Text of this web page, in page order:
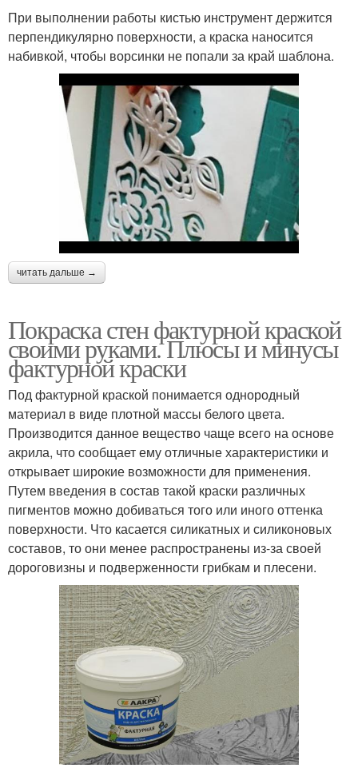
При выполнении работы кистью инструмент держится
перпендикулярно поверхности, а краска наносится
набивкой, чтобы ворсинки не попали за край шаблона.
читать дальше →
Покраска стен фактурной краской
своими руками. Плюсы и минусы
фактурной краски
Под фактурной краской понимается однородный
материал в виде плотной массы белого цвета.
Производится данное вещество чаще всего на основе
акрила, что сообщает ему отличные характеристики и
открывает широкие возможности для применения.
Путем введения в состав такой краски различных
пигментов можно добиваться того или иного оттенка
поверхности. Что касается силикатных и силиконовых
составов, то они менее распространены из-за своей
дороговизны и подверженности грибкам и плесени.